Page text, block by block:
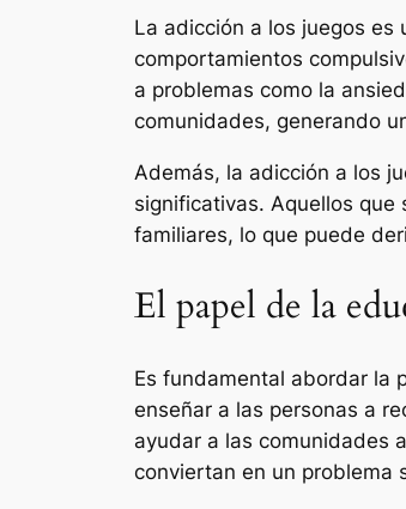
La adicción a los juegos es
comportamientos
a problemas como la
comunidades, generando
Además, la adicción a los
significativas. Aquellos
familiares, lo que puede
El papel de la
Es fundamental abordar la
enseñar a las personas a
ayudar a las comunidades
conviertan en un problema